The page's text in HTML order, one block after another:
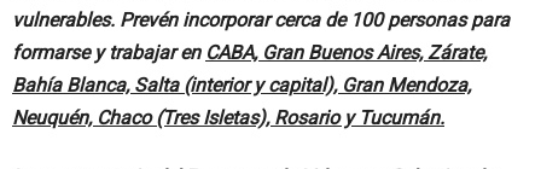
vulnerables. Prevén incorporar cerca de 100 personas para
formarse y trabajar en CABA, Gran Buenos Aires, Zárate,
Bahía Blanca, Salta (interior y capital), Gran Mendoza,
Neuquén, Chaco (Tres Isletas), Rosario y Tucumán.